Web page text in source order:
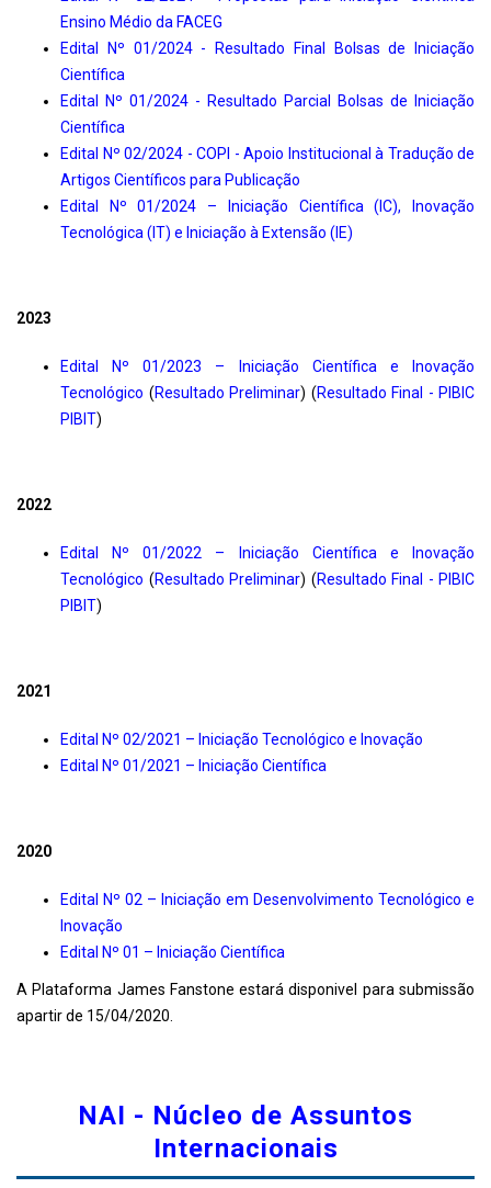
Ensino Médio da FACEG
Edital Nº 01/2024 - Resultado Final Bolsas de Iniciação
Científica
Edital Nº 01/2024 - Resultado Parcial Bolsas de Iniciação
Científica
Edital Nº 02/2024 - COPI - Apoio Institucional à Tradução de
Artigos Científicos para Publicação
Edital Nº 01/2024 – Iniciação Científica (IC), Inovação
Tecnológica (IT) e Iniciação à Extensão (IE)
2023
Edital Nº 01/2023 – Iniciação Científica e Inovação
Tecnológico (Resultado Preliminar) (Resultado Final - PIBIC
PIBIT)
2022
Edital Nº 01/2022 – Iniciação Científica e Inovação
Tecnológico (Resultado Preliminar) (Resultado Final - PIBIC
PIBIT)
2021
Edital Nº 02/2021 – Iniciação Tecnológico e Inovação
Edital Nº 01/2021 – Iniciação Científica
2020
Edital Nº 02 – Iniciação em Desenvolvimento Tecnológico e
Inovação
Edital Nº 01 – Iniciação Científica
A Plataforma James Fanstone estará disponivel para submissão
apartir de 15/04/2020.
NAI - Núcleo de Assuntos
Internacionais